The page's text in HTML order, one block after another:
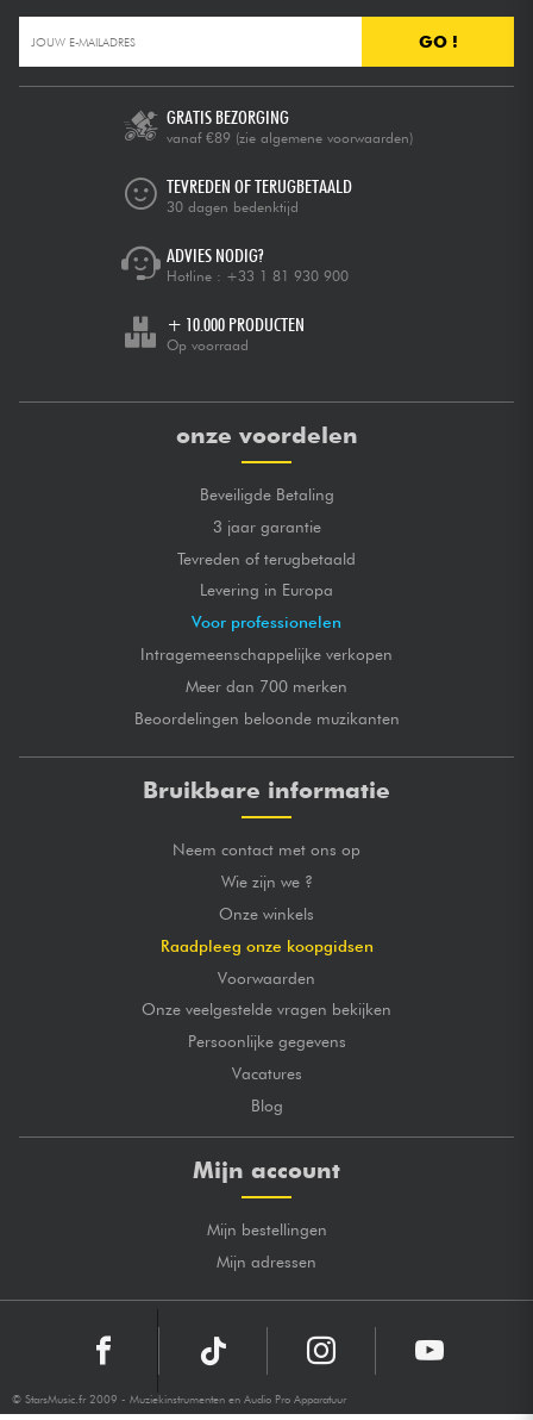
GO !
GRATIS BEZORGING
vanaf €89 (zie algemene voorwaarden)
TEVREDEN OF TERUGBETAALD
30 dagen bedenktijd
ADVIES NODIG?
Hotline : +33 1 81 930 900
+ 10.000 PRODUCTEN
Op voorraad
onze voordelen
Beveiligde Betaling
3 jaar garantie
Tevreden of terugbetaald
Levering in Europa
Voor professionelen
Intragemeenschappelijke verkopen
Meer dan 700 merken
Beoordelingen beloonde muzikanten
Bruikbare informatie
Neem contact met ons op
Wie zijn we ?
Onze winkels
Raadpleeg onze koopgidsen
Voorwaarden
Onze veelgestelde vragen bekijken
Persoonlijke gegevens
Vacatures
Blog
Mijn account
Mijn bestellingen
Mijn adressen
© StarsMusic.fr 2009 - Muziekinstrumenten en Audio Pro Apparatuur